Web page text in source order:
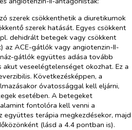
szerek csökkenthetik a diuretikumok
szerek hatását. Egyes csökkent
dehidrált betegek vagy csökkent
az ACE-gátlók vagy angiotenzin-II-
gátlók együttes adása tovább
veseelégtelenséget okozhat. Ez a
Következésképpen, a
óvatossággal kell eljárni,
esetében. A betegeket
fontolóra kell venni a
együttes terápia megkezdésekor, majd
(lásd a 4.4 pontban is).